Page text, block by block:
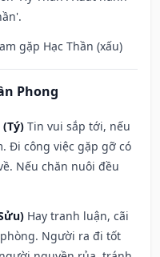
gặp Hạc Thần (xấu)
Phong
Tin vui sắp tới, nếu
Đi công việc gặp gỡ có
Nếu chăn nuôi đều
Hay tranh luận, cãi
Người ra đi tốt